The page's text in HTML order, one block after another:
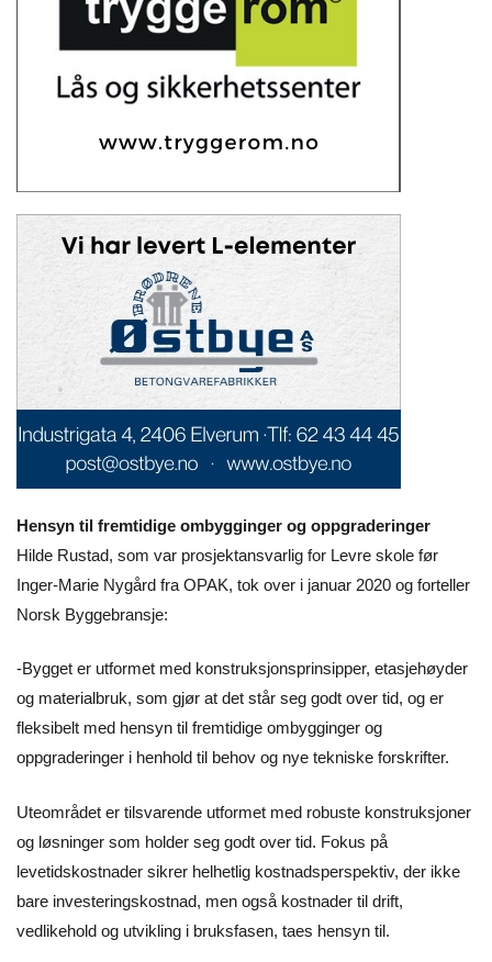
Hensyn til fremtidige ombygginger og oppgraderinger
Hilde Rustad, som var prosjektansvarlig for Levre skole før
Inger-Marie Nygård fra OPAK, tok over i januar 2020 og forteller
Norsk Byggebransje:
-Bygget er utformet med konstruksjonsprinsipper, etasjehøyder
og materialbruk, som gjør at det står seg godt over tid, og er
fleksibelt med hensyn til fremtidige ombygginger og
oppgraderinger i henhold til behov og nye tekniske forskrifter.
Uteområdet er tilsvarende utformet med robuste konstruksjoner
og løsninger som holder seg godt over tid. Fokus på
levetidskostnader sikrer helhetlig kostnadsperspektiv, der ikke
bare investeringskostnad, men også kostnader til drift,
vedlikehold og utvikling i bruksfasen, taes hensyn til.